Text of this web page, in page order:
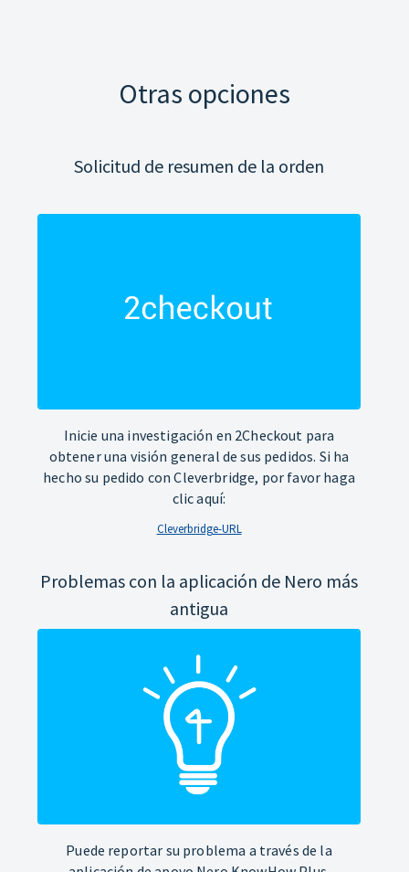
Otras opciones
Solicitud de resumen de la orden
Inicie una investigación en 2Checkout para
obtener una visión general de sus pedidos. Si ha
hecho su pedido con Cleverbridge, por favor haga
clic aquí:
Cleverbridge-URL
Problemas con la aplicación de Nero más
antigua
Puede reportar su problema a través de la